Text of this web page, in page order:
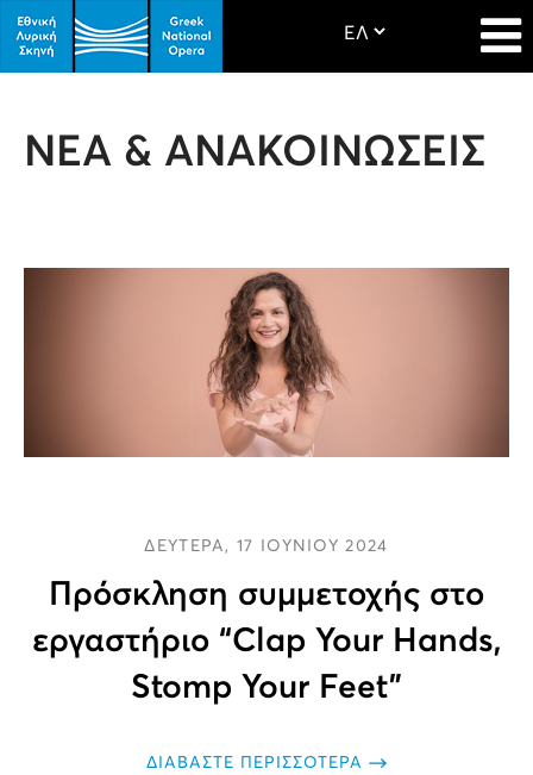
ΝΕΑ & ΑΝΑΚΟΙΝΩΣΕΙΣ
ΔΕΥΤΕΡΑ, 17 ΙΟΥΝΙΟΥ 2024
Πρόσκληση συμμετοχής στο
εργαστήριο “Clap Your Hands,
Stomp Your Feet”
ΔΙΑΒΑΣΤΕ ΠΕΡΙΣΣΟΤΕΡΑ